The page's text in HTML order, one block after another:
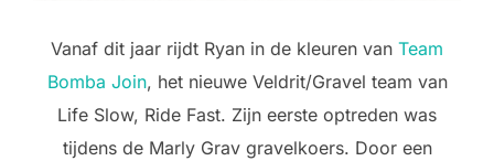
Vanaf dit jaar rijdt Ryan in de kleuren van Team
Bomba Join, het nieuwe Veldrit/Gravel team van
Life Slow, Ride Fast. Zijn eerste optreden was
tijdens de Marly Grav gravelkoers. Door een